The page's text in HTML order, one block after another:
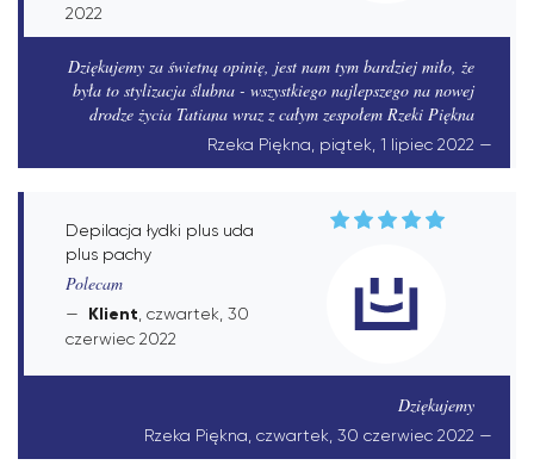
2022
Dziękujemy za świetną opinię, jest nam tym bardziej miło, że
była to stylizacja ślubna - wszystkiego najlepszego na nowej
drodze życia Tatiana wraz z całym zespołem Rzeki Piękna
Rzeka Piękna, piątek, 1 lipiec 2022
Depilacja łydki plus uda
plus pachy
Polecam
Klient , czwartek, 30
czerwiec 2022
Dziękujemy
Rzeka Piękna, czwartek, 30 czerwiec 2022